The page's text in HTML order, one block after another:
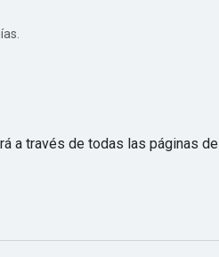
a través de todas las páginas de